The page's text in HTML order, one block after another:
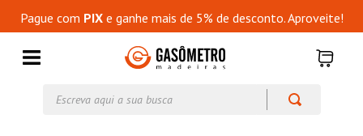
Pague com PIXe ganhe mais de 5% de desconto. Aproveite!